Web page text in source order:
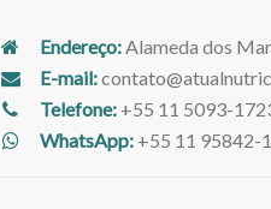
Endereço:Alameda dos
E-mail:
Telefone:+55 11 5093-
WhatsApp:+55 11 95842-